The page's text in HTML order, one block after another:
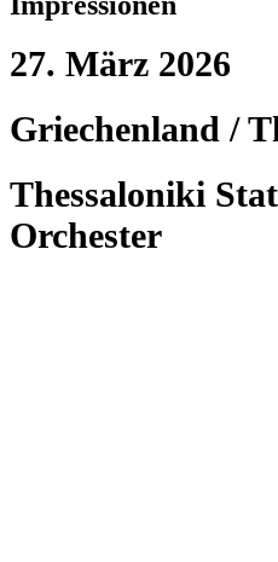
27. März 2026
Griechenland /
Thessaloniki
Orchester